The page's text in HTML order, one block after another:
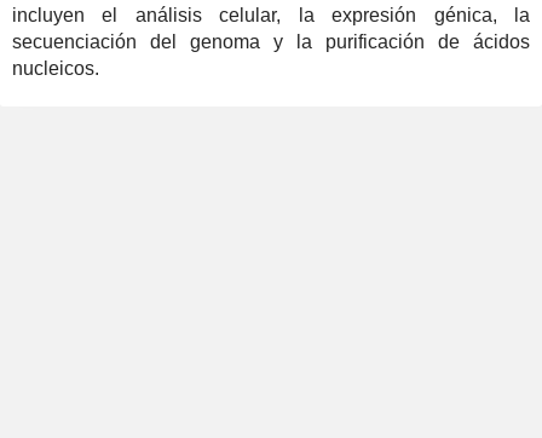
incluyen el análisis celular, la expresión génica, la
secuenciación del genoma y la purificación de ácidos
nucleicos.